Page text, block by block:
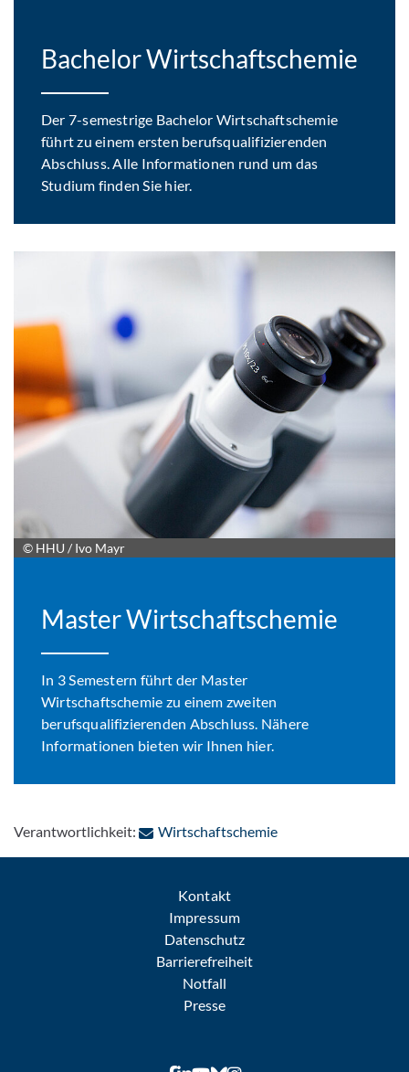
Bachelor Wirtschaftschemie
Der 7-semestrige Bachelor Wirtschaftschemie
führt zu einem ersten berufsqualifizierenden
Abschluss. Alle Informationen rund um das
Studium finden Sie hier.
© HHU / Ivo Mayr
Master Wirtschaftschemie
In 3 Semestern führt der Master
Wirtschaftschemie zu einem zweiten
berufsqualifizierenden Abschluss. Nähere
Informationen bieten wir Ihnen hier.
Verantwortlichkeit: Wirtschaftschemie: Per E-Mail
Kontakt
Impressum
Datenschutz
Barrierefreiheit
Notfall
Presse